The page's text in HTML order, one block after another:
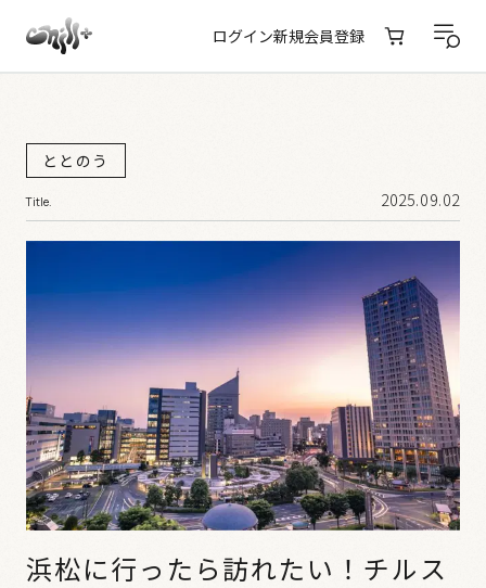
ログイン新規会員登録
ととのう
Title. 2025.09.02
浜松に行ったら訪れたい！チルス